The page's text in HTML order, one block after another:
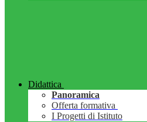
Didattica
Panoramica
Offerta formativa
I Progetti di Istituto